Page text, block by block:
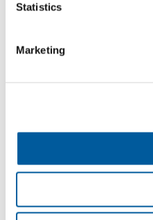
Statistics
Marketing